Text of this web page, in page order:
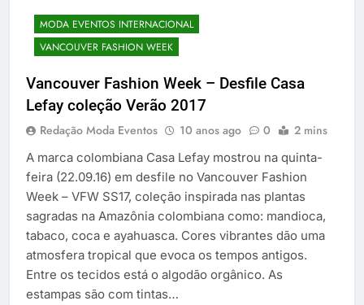
MODA EVENTOS INTERNACIONAL
VANCOUVER FASHION WEEK
Vancouver Fashion Week – Desfile Casa
Lefay coleção Verão 2017
Redação Moda Eventos 10 anos ago 0 2 mins
A marca colombiana Casa Lefay mostrou na quinta-
feira (22.09.16) em desfile no Vancouver Fashion
Week – VFW SS17, coleção inspirada nas plantas
sagradas na Amazônia colombiana como: mandioca,
tabaco, coca e ayahuasca. Cores vibrantes dão uma
atmosfera tropical que evoca os tempos antigos.
Entre os tecidos está o algodão orgânico. As
estampas são com tintas…